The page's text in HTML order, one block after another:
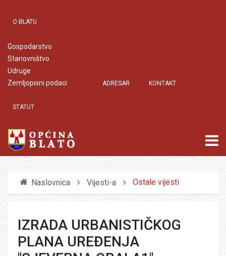
O BLATU
Gospodarstvo
Stanovništvo
Udruge
Zemljopisni podaci
ADRESAR KONTAKT
STATUT
Naslovnica Vijesti-a Ostale vijesti
IZRADA URBANISTIČKOG
PLANA UREĐENJA